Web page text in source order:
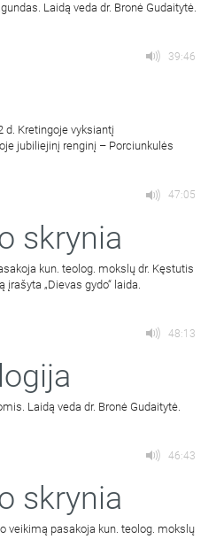
Laidą veda dr. Bronė Gudaitytė.
39:46
d. Kretingoje vyksiantį
jubiliejinį renginį – Porciunkulės
47:05
skrynia
kun. teolog. mokslų dr. Kęstutis
„Dievas gydo“ laida.
48:13
Laidą veda dr. Bronė Gudaitytė.
46:43
skrynia
veikimą pasakoja kun. teolog. mokslų